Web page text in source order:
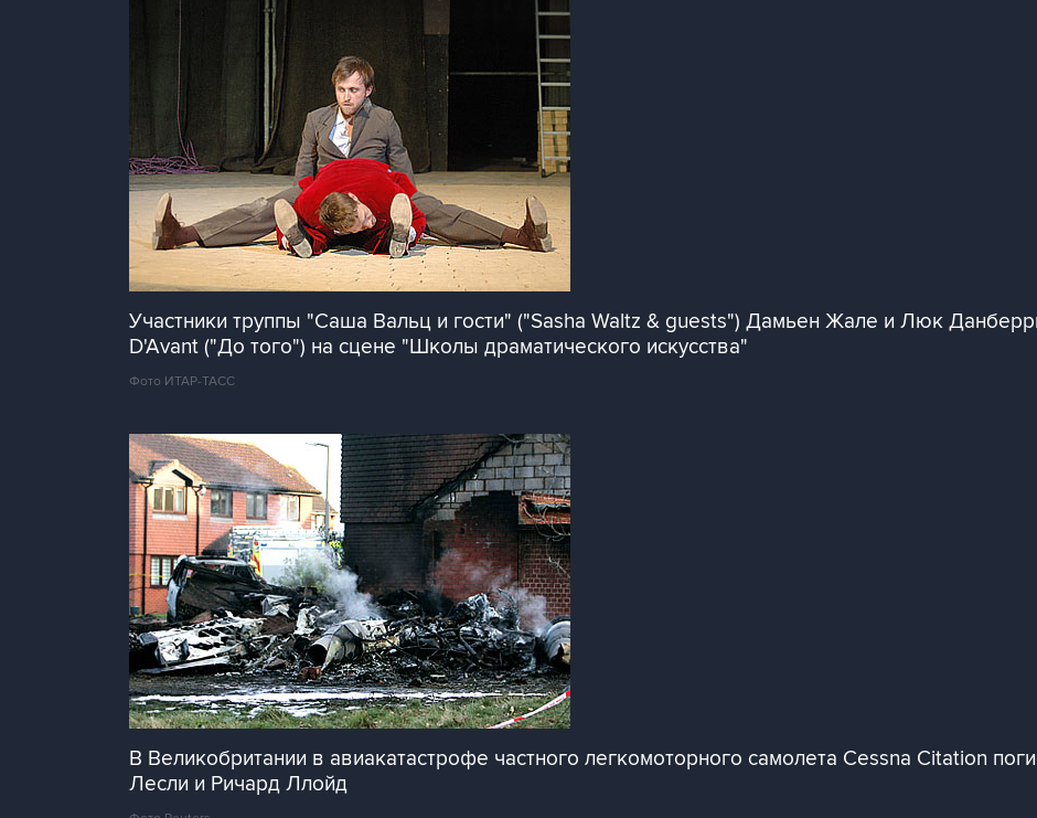
Участники труппы "Саша Вальц и гости" ("Sasha Waltz & guests") Дамьен Жале и Люк
D'Avant ("До того") на сцене "Школы драматического искусства"
Фото ИТАР-ТАСС
В Великобритании в авиакатастрофе частного легкомоторного самолета Cessna Citation
Лесли и Ричард Ллойд